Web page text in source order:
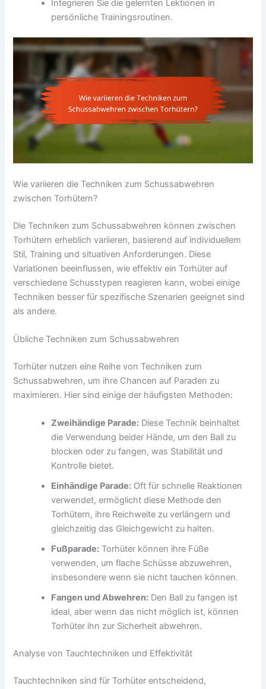
Integrieren Sie die gelernten Lektionen in
persönliche Trainingsroutinen.
Wie variieren die Techniken zum Schussabwehren
zwischen Torhütern?
Die Techniken zum Schussabwehren können zwischen
Torhütern erheblich variieren, basierend auf individuellem
Stil, Training und situativen Anforderungen. Diese
Variationen beeinflussen, wie effektiv ein Torhüter auf
verschiedene Schusstypen reagieren kann, wobei einige
Techniken besser für spezifische Szenarien geeignet sind
als andere.
Übliche Techniken zum Schussabwehren
Torhüter nutzen eine Reihe von Techniken zum
Schussabwehren, um ihre Chancen auf Paraden zu
maximieren. Hier sind einige der häufigsten Methoden:
Zweihändige Parade: Diese Technik beinhaltet
die Verwendung beider Hände, um den Ball zu
blocken oder zu fangen, was Stabilität und
Kontrolle bietet.
Einhändige Parade: Oft für schnelle Reaktionen
verwendet, ermöglicht diese Methode den
Torhütern, ihre Reichweite zu verlängern und
gleichzeitig das Gleichgewicht zu halten.
Fußparade: Torhüter können ihre Füße
verwenden, um flache Schüsse abzuwehren,
insbesondere wenn sie nicht tauchen können.
Fangen und Abwehren: Den Ball zu fangen ist
ideal, aber wenn das nicht möglich ist, können
Torhüter ihn zur Sicherheit abwehren.
Analyse von Tauchtechniken und Effektivität
Tauchtechniken sind für Torhüter entscheidend,